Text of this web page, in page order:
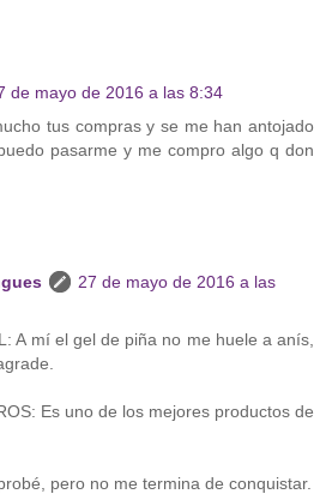
de mayo de 2016 a las 8:34
tus compras y se me han antojado
pasarme y me compro algo q don
27 de mayo de 2016 a las
A mí el gel de piña no me huele a anís,
Es uno de los mejores productos de
pero no me termina de conquistar.